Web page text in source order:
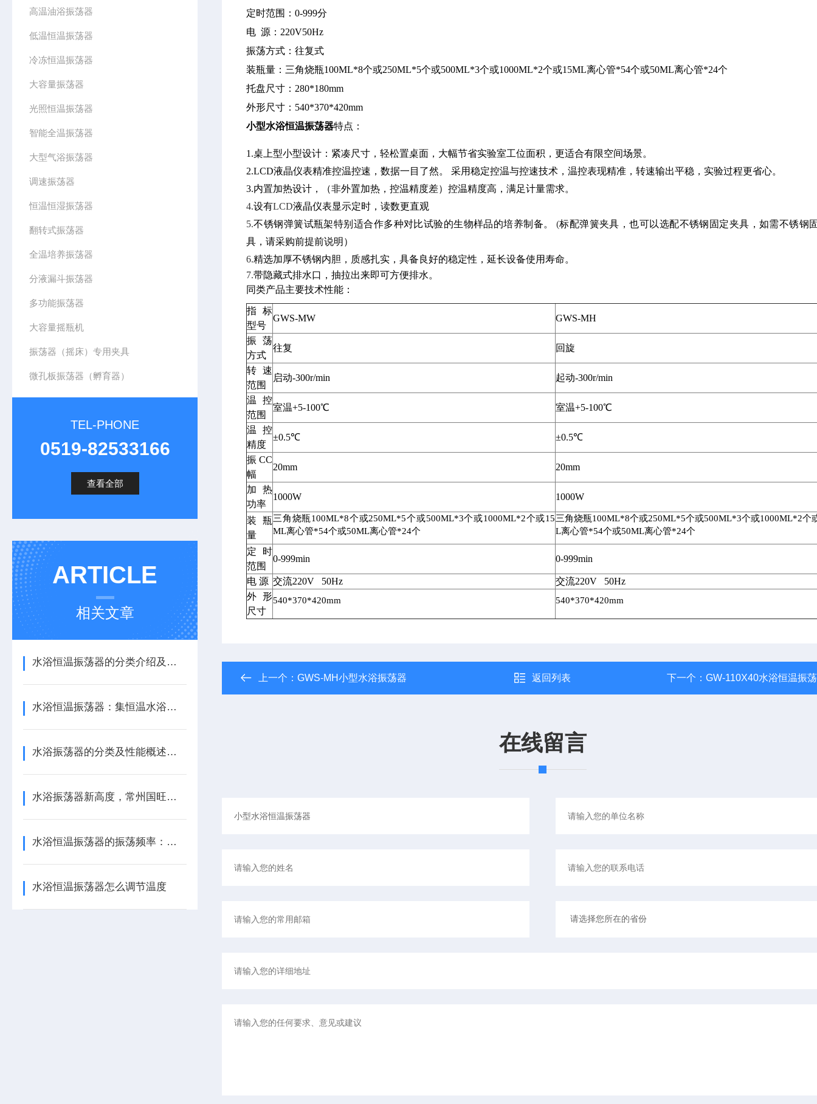
高温油浴振荡器
低温恒温振荡器
冷冻恒温振荡器
大容量振荡器
光照恒温振荡器
智能全温振荡器
大型气浴振荡器
调速振荡器
恒温恒湿振荡器
翻转式振荡器
全温培养振荡器
分液漏斗振荡器
多功能振荡器
大容量摇瓶机
振荡器（摇床）专用夹具
微孔板振荡器（孵育器）
TEL-PHONE
0519-82533166
查看全部
ARTICLE
相关文章
水浴恒温振荡器的分类介绍及基础操作规范
水浴恒温振荡器：集恒温水浴与振荡功能于一体
水浴振荡器的分类及性能概述：实验室动态恒温的精密引擎
水浴振荡器新高度，常州国旺仪器让实验更高效！
水浴恒温振荡器的振荡频率：实验效果的关键参数
水浴恒温振荡器怎么调节温度
定时范围：0-999分
电 源：220V50Hz
振荡方式：往复式
装瓶量： 三角烧瓶100ML*8个或250ML*5个或500ML*3个或1000ML*2个或15ML离心管*54个或50ML离心管*24个
托盘尺寸：280*180mm
外形尺寸：540*370*420mm
小型水浴恒温振荡器特点：
1.桌上型小型设计：紧凑尺寸，轻松置桌面，大幅节省实验室工位面积，更适合有限空间场景。
2.LCD液晶仪表精准控温控速，数据一目了然。 采用稳定控温与控速技术，温控表现精准，转速输出平稳，实验过程更省心。
3.内置加热设计，（非外置加热，控温精度差）控温精度高，满足计量需求。
4.设有LCD液晶仪表显示定时，读数更直观
5.不锈钢弹簧试瓶架特别适合作多种对比试验的生物样品的培养制备。 (标配弹簧夹具，也可以选配不锈钢固定夹具，如需不锈钢
具，请采购前提前说明）
6.精选加厚不锈钢内胆，质感扎实，具备良好的稳定性，延长设备使用寿命。
7.带隐藏式排水口，抽拉出来即可方便排水。
同类产品主要技术性能：
指标
型号
GWS-MW GWS-MH
振荡
方式
往复 回旋
转速
范围
启动-300r/min 起动-300r/min
温控
范围
室温+5-100℃ 室温+5-100℃
温控
精度
±0.5℃ ±0.5℃
振 CC
幅
20mm 20mm
加热
功率
1000W 1000W
装
瓶
量
三角烧瓶100ML*8个或250ML*5个或500ML*3个或1000ML*2个或15
ML离心管*54个或50ML离心管*24个
三角烧瓶100ML*8个或250ML*5个或500ML*3个或1000ML*2个
L离心管*54个或50ML离心管*24个
定时
范围
0-999min 0-999min
电 源 交流220V 50Hz 交流220V 50Hz
外形
尺寸
540*370*420mm 540*370*420mm
上一个： GWS-MH小型水浴振荡器 返回列表 下一个： GW-110X40水浴恒温振
在线留言